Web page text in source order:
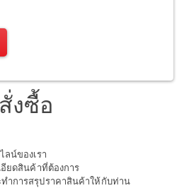
งซื้อ
ลน์ของเรา
ยดสินค้าที่ต้องการ
ำการสรุปราคาสินค้าให้กับท่าน